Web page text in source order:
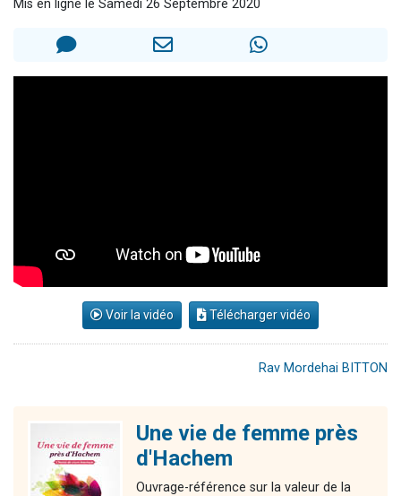
Mis en ligne le Samedi 26 Septembre 2020
Voir la vidéo Télécharger vidéo
Rav Mordehai BITTON
Une vie de femme près
d'Hachem
Ouvrage-référence sur la valeur de la